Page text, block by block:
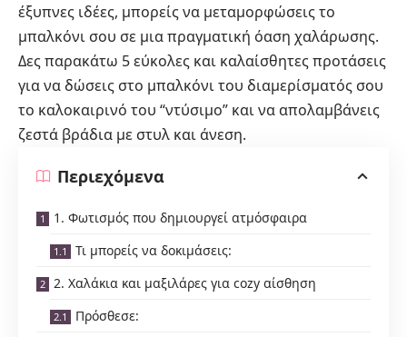
έξυπνες ιδέες, μπορείς να μεταμορφώσεις το
μπαλκόνι σου σε μια πραγματική όαση χαλάρωσης.
Δες παρακάτω 5 εύκολες και καλαίσθητες προτάσεις
για να δώσεις στο μπαλκόνι του διαμερίσματός σου
το καλοκαιρινό του “ντύσιμο” και να απολαμβάνεις
ζεστά βράδια με στυλ και άνεση.
Περιεχόμενα
1. Φωτισμός που δημιουργεί ατμόσφαιρα
Τι μπορείς να δοκιμάσεις:
2. Χαλάκια και μαξιλάρες για cozy αίσθηση
Πρόσθεσε: